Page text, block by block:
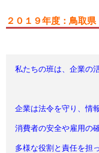
２０１９年度：鳥取
私たちの班は、企業の
企業は法令を守り、情
消費者の安全や雇用の
多様な役割と責任を担